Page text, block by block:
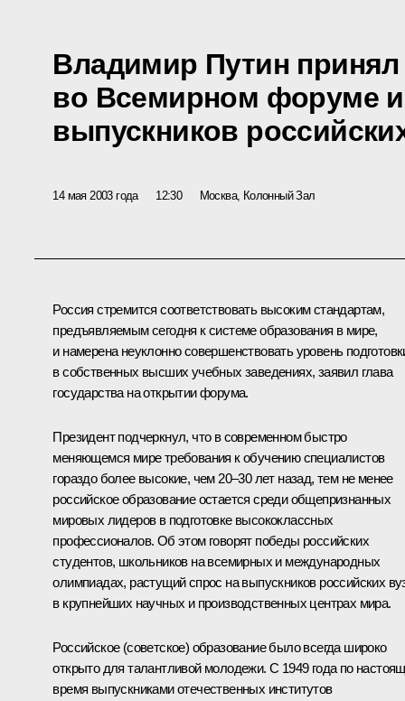
Владимир Путин принял
во Всемирном форуме
выпускников
14 мая 2003 года 12:30 Москва, Колонный Зал
Россия стремится соответствовать высоким стандартам,
предъявляемым сегодня к системе образования в мире,
и намерена неуклонно совершенствовать уровень
в собственных высших учебных заведениях, заявил глава
государства на открытии форума.
Президент подчеркнул, что в современном быстро
меняющемся мире требования к обучению специалистов
гораздо более высокие, чем 20–30 лет назад, тем не менее
российское образование остается среди общепризнанных
мировых лидеров в подготовке высококлассных
профессионалов. Об этом говорят победы российских
студентов, школьников на всемирных и международных
олимпиадах, растущий спрос на выпускников российских
в крупнейших научных и производственных центрах мира.
Российское (советское) образование было всегда широко
открыто для талантливой молодежи. С 1949 года по
время выпускниками отечественных институтов